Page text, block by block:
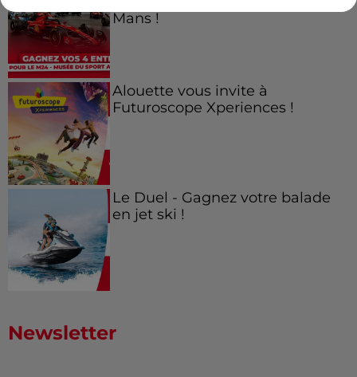
Mans !
Alouette vous invite à
Futuroscope Xperiences !
Le Duel - Gagnez votre balade
en jet ski !
Newsletter